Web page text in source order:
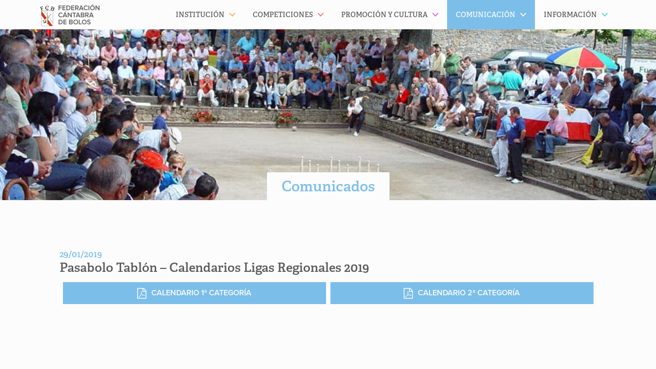
INSTITUCIÓN COMPETICIONES PROMOCIÓN Y CULTURA COMUNICACIÓN INFORMACIÓN
Comunicados
29/01/2019
Pasabolo Tablón – Calendarios Ligas Regionales 2019
CALENDARIO 1ª CATEGORÍA CALENDARIO 2ª CATEGORÍA